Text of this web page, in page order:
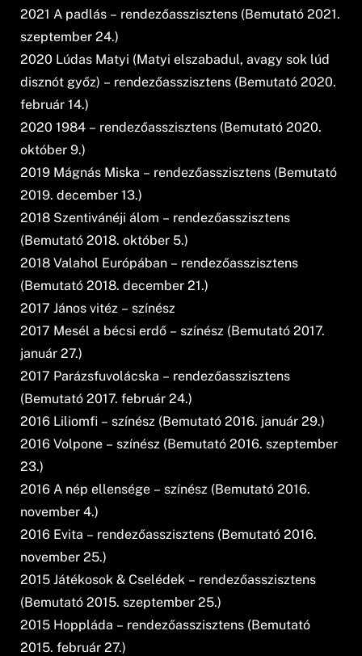
2021 A padlás – rendezőasszisztens (Bemutató 2021.
szeptember 24.)
2020 Lúdas Matyi (Matyi elszabadul, avagy sok lúd
disznót győz) – rendezőasszisztens (Bemutató 2020.
február 14.)
2020 1984 – rendezőasszisztens (Bemutató 2020.
október 9.)
2019 Mágnás Miska – rendezőasszisztens (Bemutató
2019. december 13.)
2018 Szentivánéji álom – rendezőasszisztens
(Bemutató 2018. október 5.)
2018 Valahol Európában – rendezőasszisztens
(Bemutató 2018. december 21.)
2017 János vitéz – színész
2017 Mesél a bécsi erdő – színész (Bemutató 2017.
január 27.)
2017 Parázsfuvolácska – rendezőasszisztens
(Bemutató 2017. február 24.)
2016 Liliomfi – színész (Bemutató 2016. január 29.)
2016 Volpone – színész (Bemutató 2016. szeptember
23.)
2016 A nép ellensége – színész (Bemutató 2016.
november 4.)
2016 Evita – rendezőasszisztens (Bemutató 2016.
november 25.)
2015 Játékosok & Cselédek – rendezőasszisztens
(Bemutató 2015. szeptember 25.)
2015 Hoppláda – rendezőasszisztens (Bemutató
2015. február 27.)